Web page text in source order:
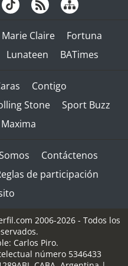
Marie Claire
Fortuna
Lunateen BATimes
Contigo
Stone
Sport Buzz
Maxima
Contáctenos
de participación
2006-2026 - Todos los
Carlos Piro.
número 5346433